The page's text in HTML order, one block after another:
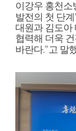
이강우 홍천소
발전의 첫 단계
대원과 김도아
협력해 더욱
바란다.”고 말